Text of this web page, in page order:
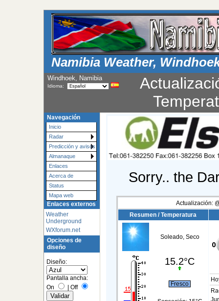
Namibia Weather,
Windhoek, Namibia
Idioma:
Navegación
Inicio
Radar
Predicción y avisos
Almanaque
Enlaces
Acerca de
Status
Mapa web
Enlaces externos
Weather
Underground
WXforum.net
Opciones de
diseño
Diseño:
Pantalla ancha:
On
| Off
Sorry.. the
Actualización:
Resumen / Temperatura
Soleado, Seco
15.2°C
Fresco